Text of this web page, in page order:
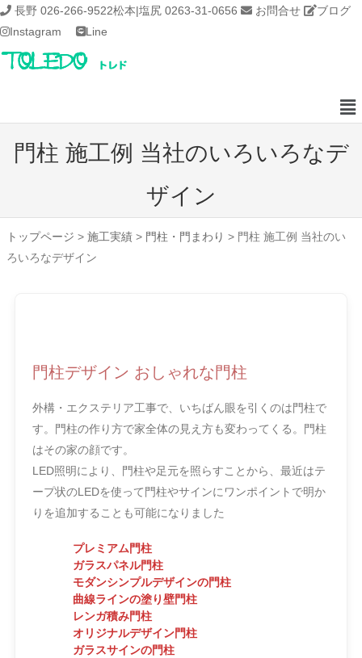
長野 026-266-9522松本|塩尻 0263-31-0656 お問合せ
ブログ
Instagram
Line
門柱 施工例 当社のいろいろなデ
ザイン
トップページ > 施工実績 > 門柱・門まわり > 門柱 施工例 当社のい
ろいろなデザイン
門柱デザイン おしゃれな門柱
外構・エクステリア工事で、いちばん眼を引くのは門柱で
す。門柱の作り方で家全体の見え方も変わってくる。門柱
はその家の顔です。
LED照明により、門柱や足元を照らすことから、最近はテ
ープ状のLEDを使って門柱やサインにワンポイントで明か
りを追加することも可能になりました
プレミアム門柱
ガラスパネル門柱
モダンシンプルデザインの門柱
曲線ラインの塗り壁門柱
レンガ積み門柱
オリジナルデザイン門柱
ガラスサインの門柱